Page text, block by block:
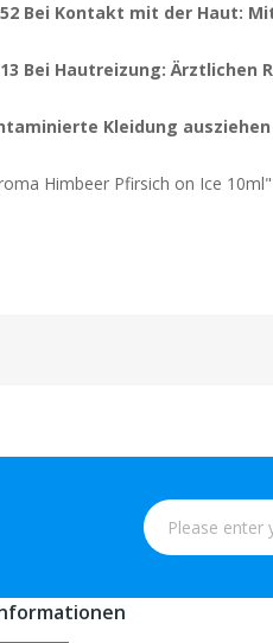
Bei Kontakt mit der Haut:
Bei Hautreizung:
Kleidung
Himbeer Pfirsich on Ice 10ml"